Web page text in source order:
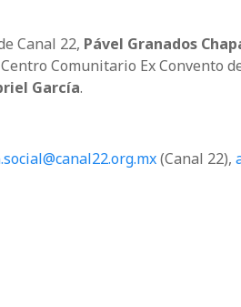
Canal 22, Pável Granados
Comunitario Ex Convento
García.
(Canal 22),